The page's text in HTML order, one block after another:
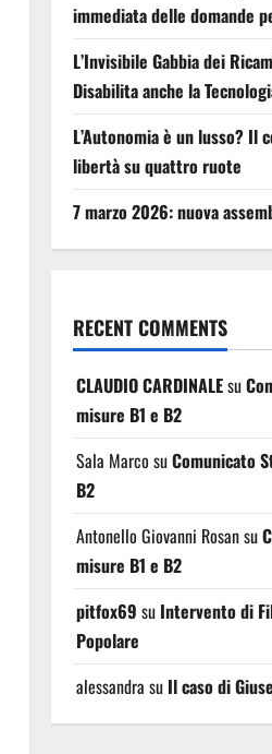
immediata delle domande
L’Invisibile Gabbia dei
Disabilita anche la
L’Autonomia è un lusso?
libertà su quattro ruote
7 marzo 2026: nuova
RECENT COMMENTS
CLAUDIO CARDINALEsu
misure B1 e B2
Sala Marco suComunicato
B2
Antonello Giovanni Rosansu
misure B1 e B2
pitfox69 su Intervento di
Popolare
alessandra su Il caso di